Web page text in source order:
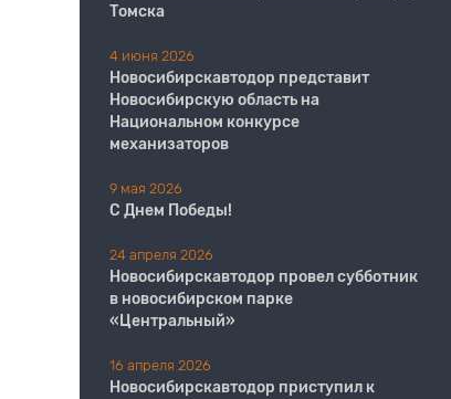
Томска
4 июня 2026
Новосибирскавтодор представит
Новосибирскую область на
Национальном конкурсе
механизаторов
9 мая 2026
С Днем Победы!
24 апреля 2026
Новосибирскавтодор провел субботник
в новосибирском парке
«Центральный»
16 апреля 2026
Новосибирскавтодор приступил к